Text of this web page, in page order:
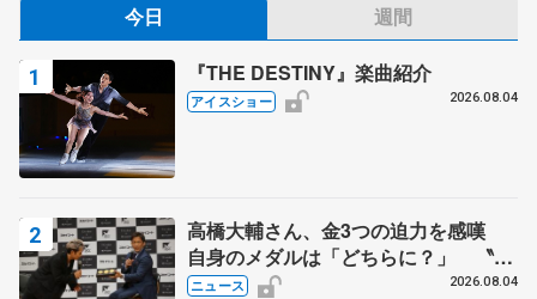
今日 週間
『THE DESTINY』楽曲紹介
アイスショー 2026.08.04
高橋大輔さん、金3つの迫力を感嘆
自身のメダルは「どちらに？」 〝リ
ス兄弟〟オリンピック3連覇の野村忠
ニュース 2026.08.04